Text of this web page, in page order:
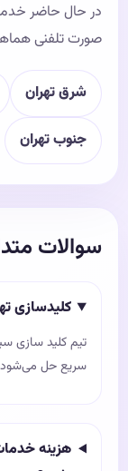
در حال حاضر
صورت تلفنی
شرق تهران
جنوب تهران
سوالات
کلیدسازی
تیم کلید سازی
سریع حل
هزینه